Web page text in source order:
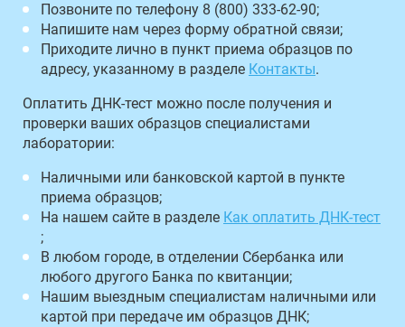
Позвоните по телефону 8 (800) 333-62-90;
Напишите нам через форму обратной связи;
Приходите лично в пункт приема образцов по
адресу, указанному в разделе Контакты.
Оплатить ДНК-тест можно после получения и
проверки ваших образцов специалистами
лаборатории:
Наличными или банковской картой в пункте
приема образцов;
На нашем сайте в разделе Как оплатить ДНК-тест
;
В любом городе, в отделении Сбербанка или
любого другого Банка по квитанции;
Нашим выездным специалистам наличными или
картой при передаче им образцов ДНК;